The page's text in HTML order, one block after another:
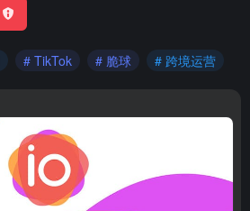
# TikTok # 脆球 # 跨境运营